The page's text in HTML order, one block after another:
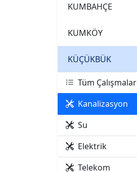
KUMBAHÇE
KUMKÖY
KÜÇÜKBÜK
Tüm Çalışmalar
Kanalizasyon
Su
Elektrik
Telekom